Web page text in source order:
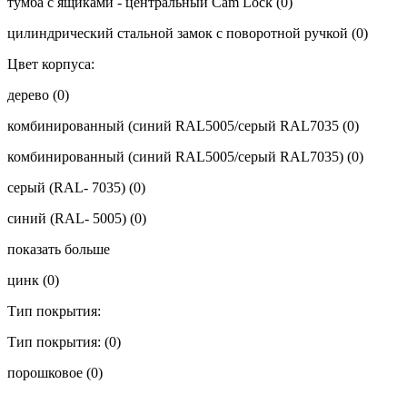
цилиндрический стальной замок с поворотной ручкой (0)
Цвет корпуса:
дерево (0)
комбинированный (синий RAL5005/серый RAL7035 (0)
комбинированный (синий RAL5005/серый RAL7035) (0)
серый (RAL- 7035) (0)
синий (RAL- 5005) (0)
показать больше
цинк (0)
Тип покрытия:
Тип покрытия: (0)
порошковое (0)